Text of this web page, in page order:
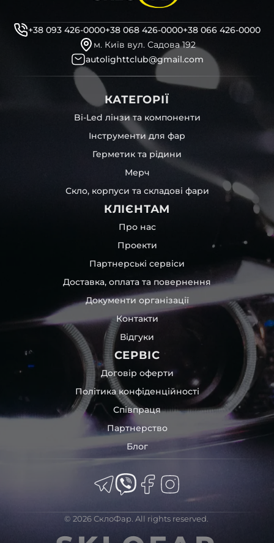
+38 093 426-0000+38 068 426-0000+38 066 426-0000
м. Київ вул. Садова 192
autolighttclub@gmail.com
КАТЕГОРІЇ
Bi-Led лінзи та компоненти
Інструменти для фар
Герметик та рідини
Мерч
Скло, корпуси та складові фари
КЛІЄНТАМ
Про нас
Проекти
Партнерські сервіси
Доставка, оплата та повернення
Документи організації
Контакти
Відгуки
СЕРВІС
Договір оферти
Політика конфіденційності
Співпраця
Партнерство
Блог
© 2026 СклоФар. All rights reserved.